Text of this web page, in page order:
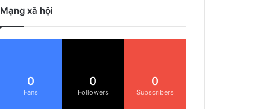
Mạng xã hội
0
Fans
0
Followers
0
Subscribers